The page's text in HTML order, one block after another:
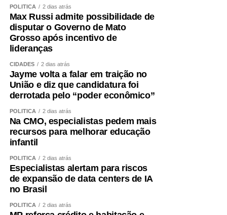
seja esse o nosso desejo para o futuro — disse Ilana.
As consultoras legislativas Luísa Sabioni, Aiana Dias dos
Santos e Fernanda Rocha de Moraes também abordaram
temas como direitos trabalhistas, violência doméstica na
era digital e medidas protetivas de urgência.
Durante o encontro, também foram debatidos temas como
proteção legal, promoção da autonomia, perspectiva
interseccional de gênero e raça, novas formas de
violência contra a mulher, orçamento da proteção e
acesso à Justiça.Veja aqui a íntegra do evento
Agosto Lilás
A iniciativa integra as ações programadas para o
Lilás,campanha de âmbito nacional que tem o objetivo
de alertar a população sobre a importância da prevenção
POLÍTICA 2 dias atrás
Max Russi admite possibilidade de
disputar o Governo de Mato
Grosso após incentivo de
lideranças
CIDADES 2 dias atrás
Jayme volta a falar em traição no
União e diz que candidatura foi
derrotada pelo “poder econômico”
POLÍTICA 2 dias atrás
Na CMO, especialistas pedem mais
recursos para melhorar educação
infantil
POLÍTICA 2 dias atrás
Especialistas alertam para riscos
de expansão de data centers de IA
no Brasil
POLÍTICA 2 dias atrás